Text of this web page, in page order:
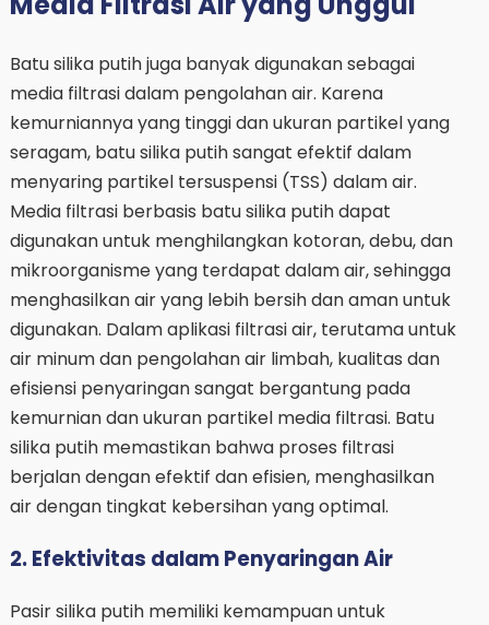
Batu silika putih juga banyak digunakan sebagai
media filtrasi dalam pengolahan air. Karena
kemurniannya yang tinggi dan ukuran partikel yang
seragam, batu silika putih sangat efektif dalam
menyaring partikel tersuspensi (TSS) dalam air.
Media filtrasi berbasis batu silika putih dapat
digunakan untuk menghilangkan kotoran, debu, dan
mikroorganisme yang terdapat dalam air, sehingga
menghasilkan air yang lebih bersih dan aman untuk
digunakan. Dalam aplikasi filtrasi air, terutama untuk
air minum dan pengolahan air limbah, kualitas dan
efisiensi penyaringan sangat bergantung pada
kemurnian dan ukuran partikel media filtrasi. Batu
silika putih memastikan bahwa proses filtrasi
berjalan dengan efektif dan efisien, menghasilkan
air dengan tingkat kebersihan yang optimal.
2. Efektivitas dalam Penyaringan Air
Pasir silika putih memiliki kemampuan untuk